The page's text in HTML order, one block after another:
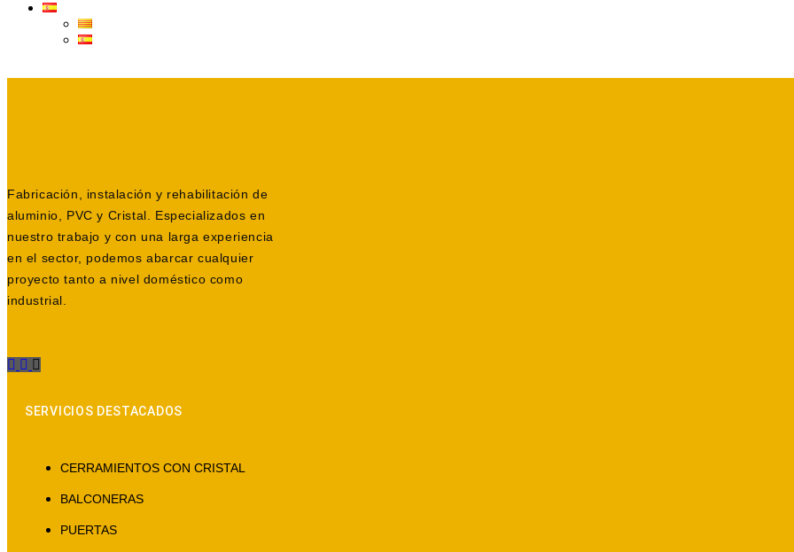
Fabricación, instalación y rehabilitación de
aluminio, PVC y Cristal. Especializados en
nuestro trabajo y con una larga experiencia
en el sector, podemos abarcar cualquier
proyecto tanto a nivel doméstico como
industrial.
SERVICIOS DESTACADOS
CERRAMIENTOS CON CRISTAL
BALCONERAS
PUERTAS